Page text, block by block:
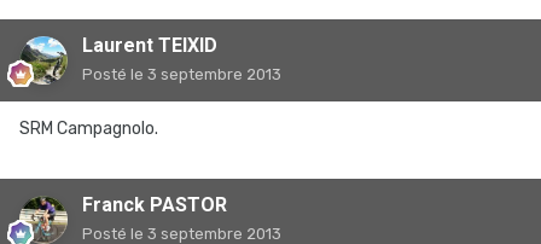
Laurent TEIXID
Posté le 3 septembre 2013
SRM Campagnolo.
Franck PASTOR
Posté le 3 septembre 2013